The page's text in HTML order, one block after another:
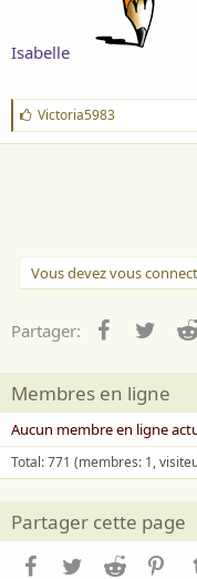
Elle
Sensible à la
N’hésite
Roy
Je termine et je
Isabelle
J
'
a
Victoria5983
Vous devez vous
Partager: Facebook
Membres en ligne
Aucun membre en ligne
Total: 771 (membres: 1,
Partager cette page
Facebook
TwitterReddit